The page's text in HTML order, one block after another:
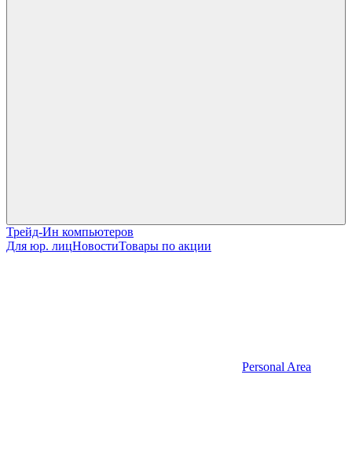
Трейд-Ин компьютеров
Для юр. лицНовостиТовары по акции
Personal Area